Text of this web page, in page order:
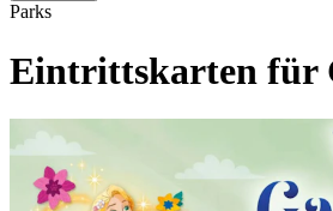
Parks
Eintrittskarten für